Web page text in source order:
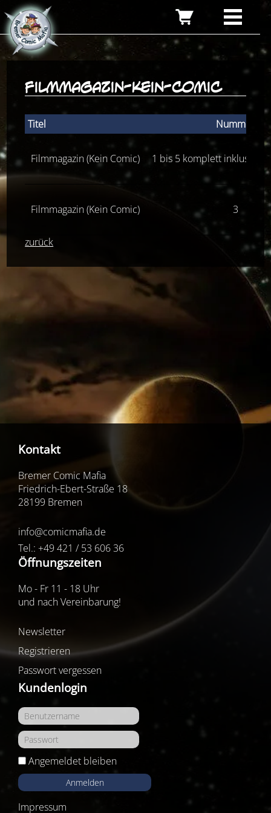
filmmagazin-kein-comic
Titel Nummer
Filmmagazin (Kein Comic) 1 bis 5 komplett inklusive
Filmmagazin (Kein Comic) 3
zurück
Kontakt
Bremer Comic Mafia
Friedrich-Ebert-Straße 18
28199 Bremen
info@comicmafia.de
Tel.: +49 421 / 53 606 36
Öffnungszeiten
Mo - Fr 11 - 18 Uhr
und nach Vereinbarung!
Newsletter
Registrieren
Passwort vergessen
Kundenlogin
Angemeldet bleiben
Anmelden
Impressum